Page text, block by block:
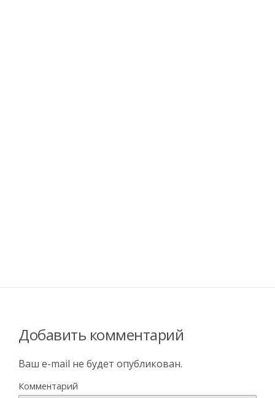
Добавить комментарий
Ваш e-mail не будет опубликован.
Комментарий